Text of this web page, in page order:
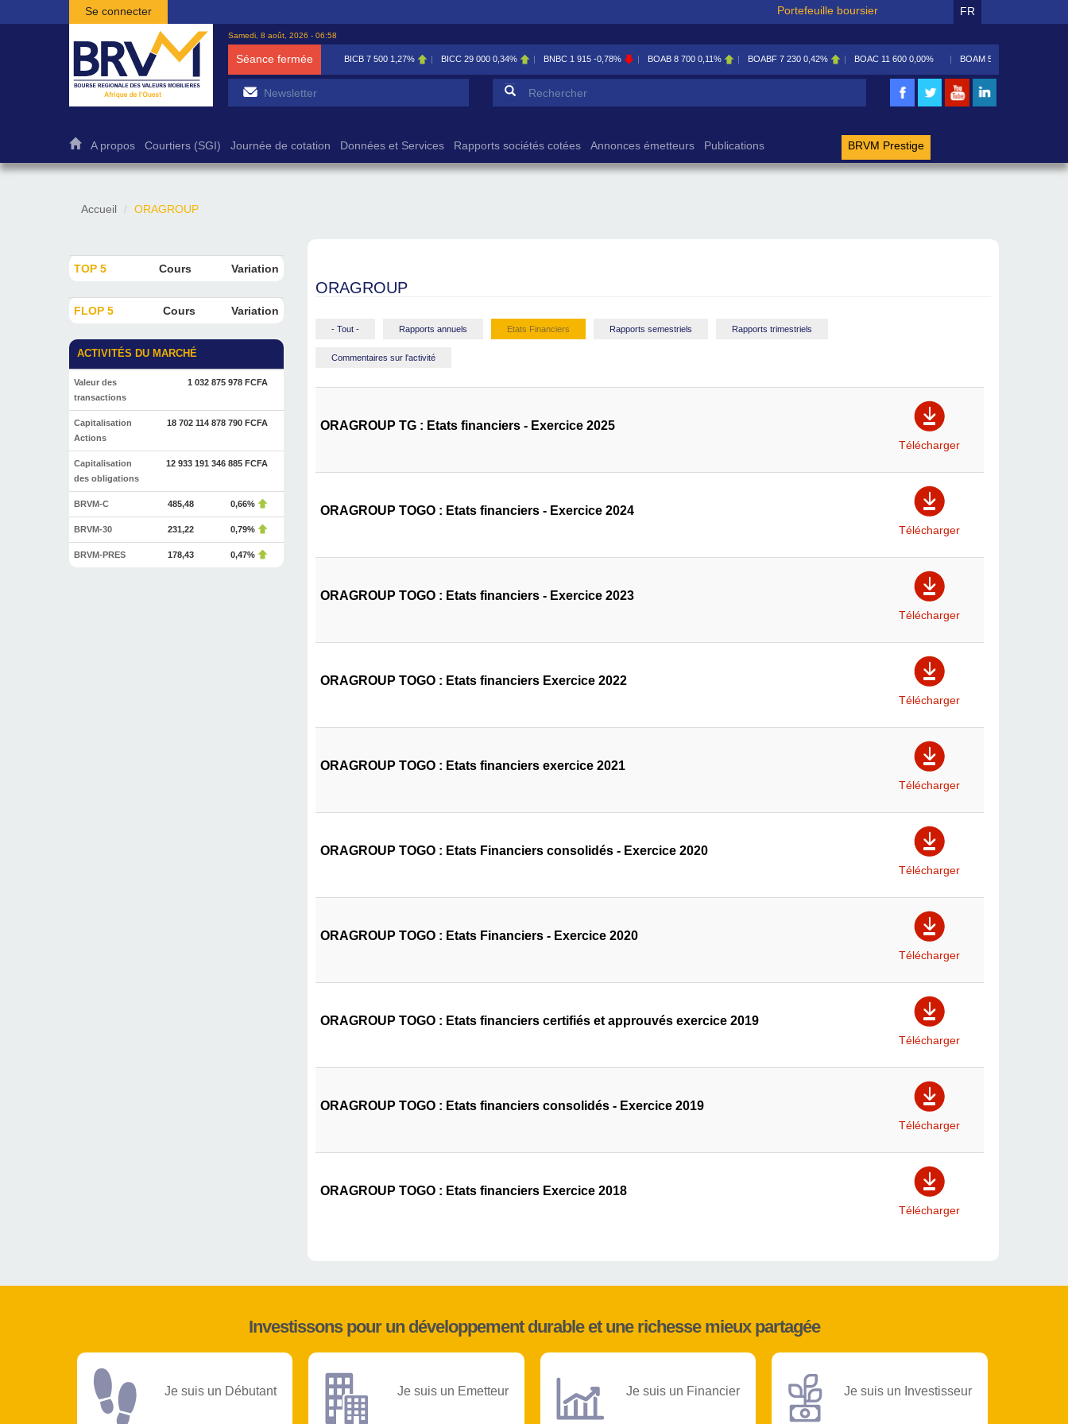
Aller au contenu principal
Se connecter Portefeuille boursier FR
Samedi, 8 août, 2026 - 06:58
Séance fermée BICB 7 500 1,27% BICC 29 000 0,34% BNBC 1 915 -0,78% BOAB 8 700 0,11% BOABF 7 230 0,42% BOAC 11 600 0,00% BOAM 5 585
Formulaire de recherche
A propos Courtiers (SGI) Journée de cotation Données et Services Rapports sociétés cotées Annonces émetteurs Publications BRVM Prestige
Accueil ORAGROUP
TOP 5 Cours Variation
FLOP 5 Cours Variation
ACTIVITÉS DU MARCHÉ
Valeur des
transactions
1 032 875 978 FCFA
Capitalisation
Actions
18 702 114 878 790 FCFA
Capitalisation
des obligations
12 933 191 346 885 FCFA
BRVM-C 485,48 0,66%
BRVM-30 231,22 0,79%
BRVM-PRES 178,43 0,47%
ORAGROUP
- Tout - Rapports annuels Etats Financiers Rapports semestriels Rapports trimestriels
Commentaires sur l'activité
ORAGROUP TG : Etats financiers - Exercice 2025
Télécharger
ORAGROUP TOGO : Etats financiers - Exercice 2024
Télécharger
ORAGROUP TOGO : Etats financiers - Exercice 2023
Télécharger
ORAGROUP TOGO : Etats financiers Exercice 2022
Télécharger
ORAGROUP TOGO : Etats financiers exercice 2021
Télécharger
ORAGROUP TOGO : Etats Financiers consolidés - Exercice 2020
Télécharger
ORAGROUP TOGO : Etats Financiers - Exercice 2020
Télécharger
ORAGROUP TOGO : Etats financiers certifiés et approuvés exercice 2019
Télécharger
ORAGROUP TOGO : Etats financiers consolidés - Exercice 2019
Télécharger
ORAGROUP TOGO : Etats financiers Exercice 2018
Télécharger
Investissons pour un développement durable et une richesse mieux partagée
Je suis un Débutant Je suis un Emetteur Je suis un Financier Je suis un Investisseur